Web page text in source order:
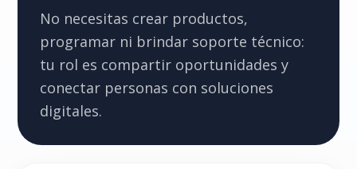
No necesitas crear productos,
programar ni brindar soporte técnico:
tu rol es compartir oportunidades y
conectar personas con soluciones
digitales.